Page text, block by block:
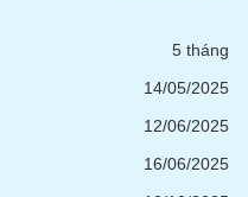
5 tháng
14/05/2025
12/06/2025
16/06/2025